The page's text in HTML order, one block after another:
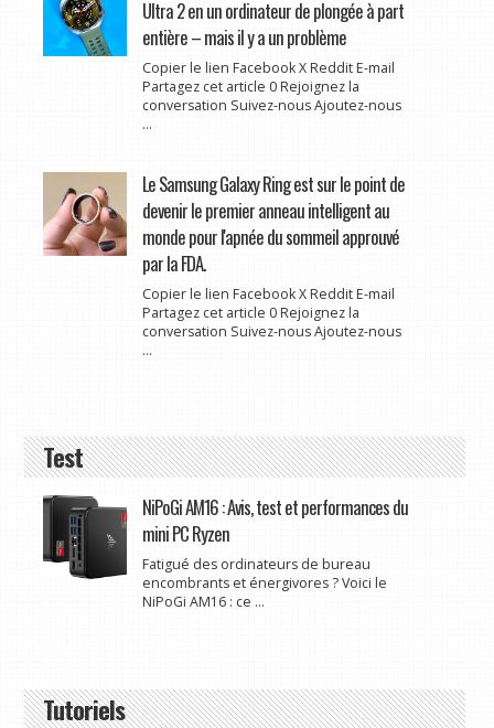
Ultra 2 en un ordinateur de plongée à part
entière – mais il y a un problème
Copier le lien Facebook X Reddit E-mail
Partagez cet article 0 Rejoignez la
conversation Suivez-nous Ajoutez-nous
...
Le Samsung Galaxy Ring est sur le point de
devenir le premier anneau intelligent au
monde pour l'apnée du sommeil approuvé
par la FDA.
Copier le lien Facebook X Reddit E-mail
Partagez cet article 0 Rejoignez la
conversation Suivez-nous Ajoutez-nous
...
Test
NiPoGi AM16 : Avis, test et performances du
mini PC Ryzen
Fatigué des ordinateurs de bureau
encombrants et énergivores ? Voici le
NiPoGi AM16 : ce ...
Tutoriels